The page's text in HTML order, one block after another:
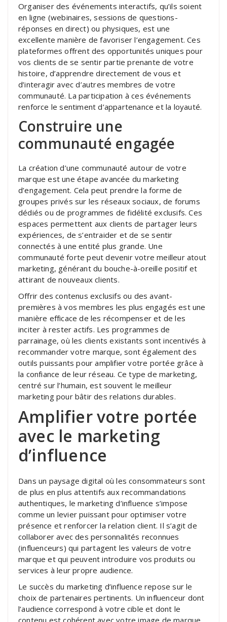
Organiser des événements interactifs, qu’ils soient
en ligne (webinaires, sessions de questions-
réponses en direct) ou physiques, est une
excellente manière de favoriser l’engagement. Ces
plateformes offrent des opportunités uniques pour
vos clients de se sentir partie prenante de votre
histoire, d’apprendre directement de vous et
d’interagir avec d’autres membres de votre
communauté. La participation à ces événements
renforce le sentiment d’appartenance et la loyauté.
Construire une
communauté engagée
La création d’une communauté autour de votre
marque est une étape avancée du marketing
d’engagement. Cela peut prendre la forme de
groupes privés sur les réseaux sociaux, de forums
dédiés ou de programmes de fidélité exclusifs. Ces
espaces permettent aux clients de partager leurs
expériences, de s’entraider et de se sentir
connectés à une entité plus grande. Une
communauté forte peut devenir votre meilleur atout
marketing, générant du bouche-à-oreille positif et
attirant de nouveaux clients.
Offrir des contenus exclusifs ou des avant-
premières à vos membres les plus engagés est une
manière efficace de les récompenser et de les
inciter à rester actifs. Les programmes de
parrainage, où les clients existants sont incentivés à
recommander votre marque, sont également des
outils puissants pour amplifier votre portée grâce à
la confiance de leur réseau. Ce type de marketing,
centré sur l’humain, est souvent le meilleur
marketing pour bâtir des relations durables.
Amplifier votre portée
avec le marketing
d’influence
Dans un paysage digital où les consommateurs sont
de plus en plus attentifs aux recommandations
authentiques, le marketing d’influence s’impose
comme un levier puissant pour optimiser votre
présence et renforcer la relation client. Il s’agit de
collaborer avec des personnalités reconnues
(influenceurs) qui partagent les valeurs de votre
marque et qui peuvent introduire vos produits ou
services à leur propre audience.
Le succès du marketing d’influence repose sur le
choix de partenaires pertinents. Un influenceur dont
l’audience correspond à votre cible et dont le
contenu est cohérent avec votre image de marque